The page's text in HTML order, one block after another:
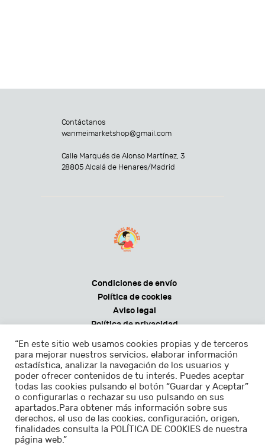
Contáctanos
wanmeimarketshop@gmail.com
Calle Marqués de Alonso Martínez, 3
28805 Alcalá de Henares/Madrid
Condiciones de envío
Política de cookies
Aviso legal
Política de privacidad
Horarios:
Lunes - sábados de 9.30 a 22.30h
Domingos de 11.00 a 22.30h
“En este sitio web usamos cookies propias y de terceros
para mejorar nuestros servicios, elaborar información
estadística, analizar la navegación de los usuarios y
poder ofrecer contenidos de tu interés. Puedes aceptar
todas las cookies pulsando el botón “Guardar y Aceptar”
o configurarlas o rechazar su uso pulsando en sus
apartados.Para obtener más información sobre sus
derechos, el uso de las cookies, configuración, origen,
finalidades consulta la POLÍTICA DE COOKIES de nuestra
página web.”